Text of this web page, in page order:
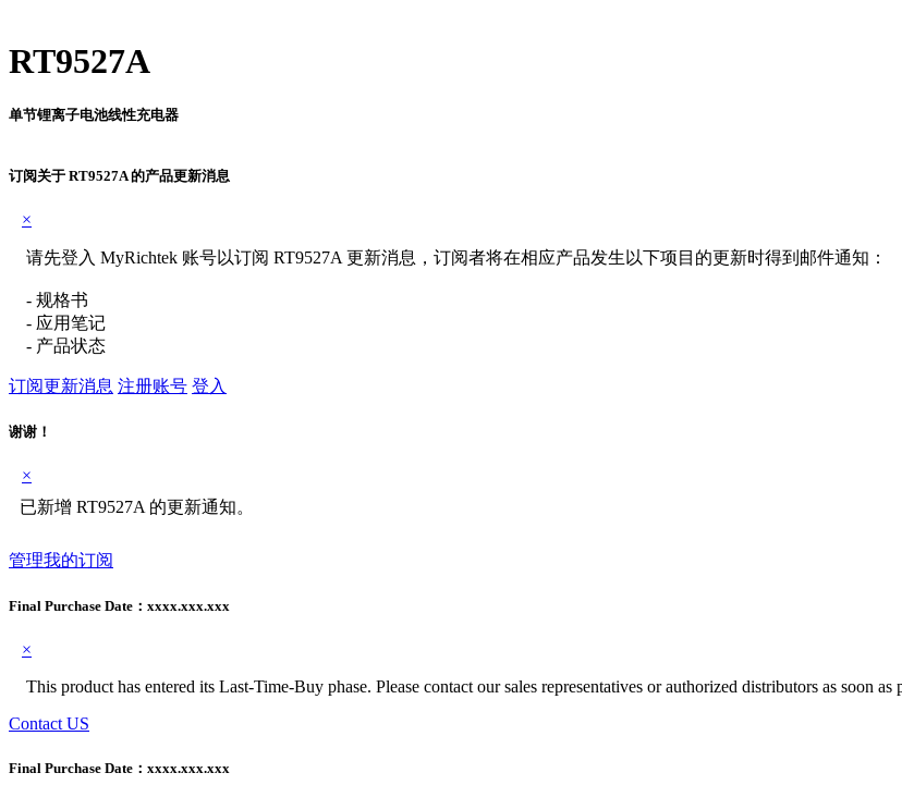
RT9527A
单节锂离子电池线性充电器
订阅关于 RT9527A 的产品更新消息
×
请先登入 MyRichtek 账号以订阅 RT9527A 更新消息，订阅者将在相应产品发生以下项目的更新时得到邮件通知：
- 规格书
- 应用笔记
- 产品状态
订阅更新消息 注册账号 登入
谢谢！
×
已新增 RT9527A 的更新通知。
管理我的订阅
Final Purchase Date： xxxx.xxx.xxx
×
This product has entered its Last-Time-Buy phase. Please contact our sales representatives or authorized distributors as soon as
Contact US
Final Purchase Date： xxxx.xxx.xxx